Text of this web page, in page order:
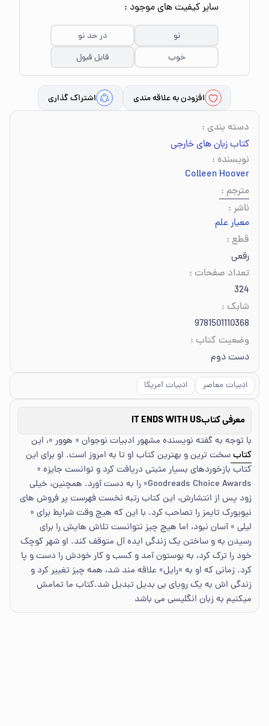
سایر کیفیت های موجود :
نو
در حد نو
خوب
قابل قبول
افزودن به علاقه مندی اشتراک گذاری
دسته بندی :
کتاب زبان های خارجی
نویسنده :
Colleen Hoover
مترجم :
ناشر :
معیار علم
قطع :
رقعی
تعداد صفحات :
324
شابک :
9781501110368
وضعیت کتاب :
دست دوم
ادبیات معاصر ادبیات آمریکا
معرفی کتابIT ENDS WITH US
با توجه به گفته نویسنده مشهور ادبیات نوجوان « هوور »، این
کتابسخت ترین و بهترین کتاب او تا به امروز است. او برای این
کتاب بازخوردهای بسیار مثبتی دریافت کرد و توانست جایزه «
Goodreads Choice Awards» را به دست آورد. همچنین، خیلی
زود پس از انتشارش، این کتاب رتبه نخست فهرست پر فروش های
نیویورک تایمز را تصاحب کرد. با این که هیچ وقت شرایط برای «
لیلی » آسان نبود، اما هیچ چیز نتوانست تلاش هایش را برای
رسیدن به و ساختن یک زندگی ایده آل متوقف کند. او شهر کوچک
خود را ترک کرد، به بوستون آمد و کسب و کار خودش را دست و پا
کرد. زمانی که او به «رایل» علاقه مند شد، همه چیز تغییر کرد و
زندگی اش به یک رویای بی بدیل تبدیل شد.کتاب ما تمامش
میکنیم به زبان انگلیسی می باشد